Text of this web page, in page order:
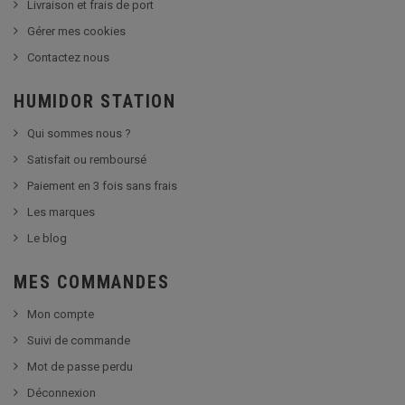
Livraison et frais de port
Gérer mes cookies
Contactez nous
HUMIDOR STATION
Qui sommes nous ?
Satisfait ou remboursé
Paiement en 3 fois sans frais
Les marques
Le blog
MES COMMANDES
Mon compte
Suivi de commande
Mot de passe perdu
Déconnexion